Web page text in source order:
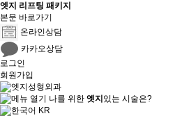
엣지 리프팅 패키지
본문 바로가기
온라인상담
카카오상담
로그인
회원가입
나를 위한 엣지 있는 시술은?
KR